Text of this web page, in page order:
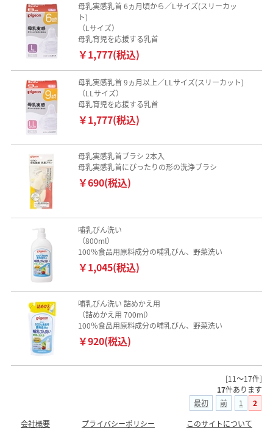
母乳実感乳首 6ヵ月頃から／Lサイズ(スリーカッ
ト)
（Lサイズ）
母乳育児を応援する乳首
￥1,777(税込)
母乳実感乳首 9ヵ月以上／LLサイズ(スリーカット)
（LLサイズ）
母乳育児を応援する乳首
￥1,777(税込)
母乳実感乳首ブラシ 2本入
母乳実感乳首にぴったりの形の洗浄ブラシ
￥690(税込)
哺乳びん洗い
（800ml）
100％食品用原料成分の哺乳びん、野菜洗い
￥1,045(税込)
哺乳びん洗い 詰めかえ用
（詰めかえ用 700ml）
100％食品用原料成分の哺乳びん、野菜洗い
￥920(税込)
[11～17件]
17件あります
最初
前 1
2
会社概要
プライバシーポリシー このサイトについて